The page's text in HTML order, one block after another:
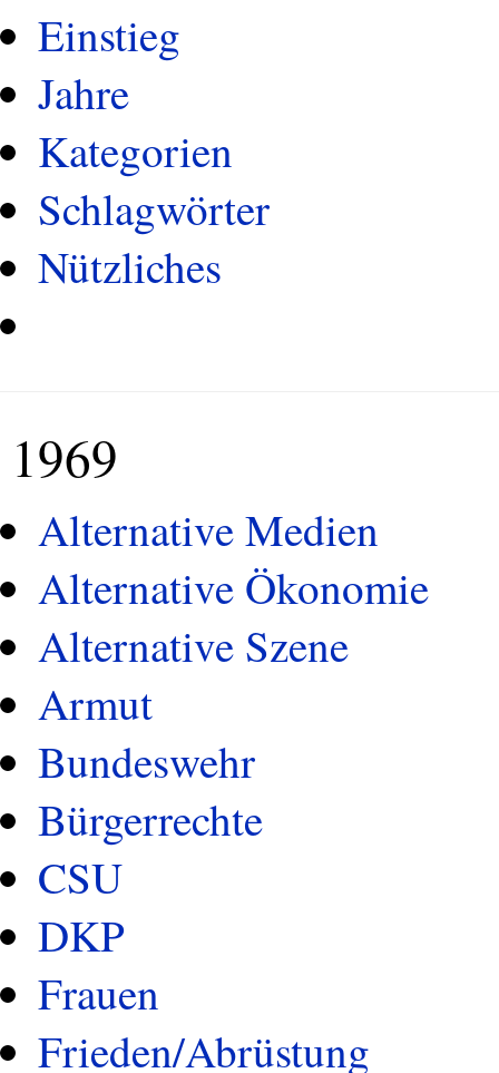
Einstieg
Jahre
Kategorien
Schlagwörter
Nützliches
1969
Alternative Medien
Alternative Ökonomie
Alternative Szene
Armut
Bundeswehr
Bürgerrechte
CSU
DKP
Frauen
Frieden/Abrüstung